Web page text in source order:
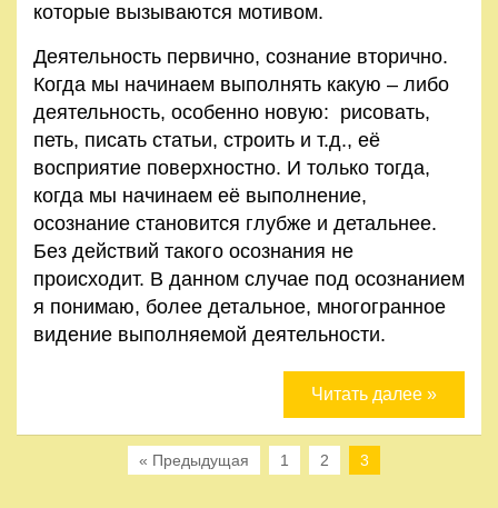
которые вызываются мотивом.
Деятельность первично, сознание вторично.
Когда мы начинаем выполнять какую – либо
деятельность, особенно новую: рисовать,
петь, писать статьи, строить и т.д., её
восприятие поверхностно. И только тогда,
когда мы начинаем её выполнение,
осознание становится глубже и детальнее.
Без действий такого осознания не
происходит. В данном случае под осознанием
я понимаю, более детальное, многогранное
видение выполняемой деятельности.
Читать далее »
« Предыдущая 1 2 3